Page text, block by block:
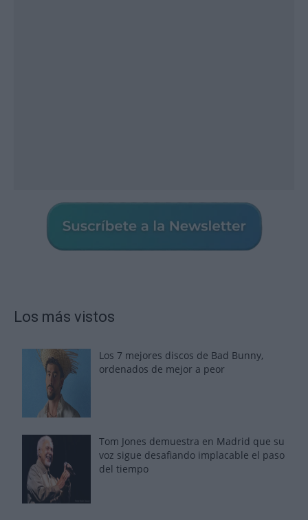
Los más vistos
Los 7 mejores discos de Bad Bunny,
ordenados de mejor a peor
Tom Jones demuestra en Madrid que su
voz sigue desafiando implacable el paso
del tiempo